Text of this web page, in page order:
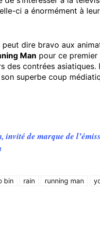
ci a énormément à leur
dire bravo aux
Man pour ce
des contrées asiatiques.
son superbe coup
invité de marque de
bin rain running man